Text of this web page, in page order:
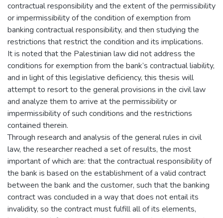
contractual responsibility and the extent of the permissibility
or impermissibility of the condition of exemption from
banking contractual responsibility, and then studying the
restrictions that restrict the condition and its implications.
It is noted that the Palestinian law did not address the
conditions for exemption from the bank’s contractual liability,
and in light of this legislative deficiency, this thesis will
attempt to resort to the general provisions in the civil law
and analyze them to arrive at the permissibility or
impermissibility of such conditions and the restrictions
contained therein.
Through research and analysis of the general rules in civil
law, the researcher reached a set of results, the most
important of which are: that the contractual responsibility of
the bank is based on the establishment of a valid contract
between the bank and the customer, such that the banking
contract was concluded in a way that does not entail its
invalidity, so the contract must fulfill all of its elements,